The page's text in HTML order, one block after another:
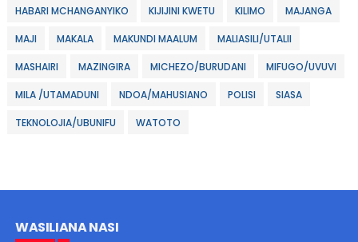
HABARI MCHANGANYIKO KIJIJINI KWETU KILIMO MAJANGA
MAJI MAKALA MAKUNDI MAALUM MALIASILI/UTALII
MASHAIRI MAZINGIRA MICHEZO/BURUDANI MIFUGO/UVUVI
MILA /UTAMADUNI NDOA/MAHUSIANO POLISI SIASA
TEKNOLOJIA/UBUNIFU WATOTO
WASILIANA NASI